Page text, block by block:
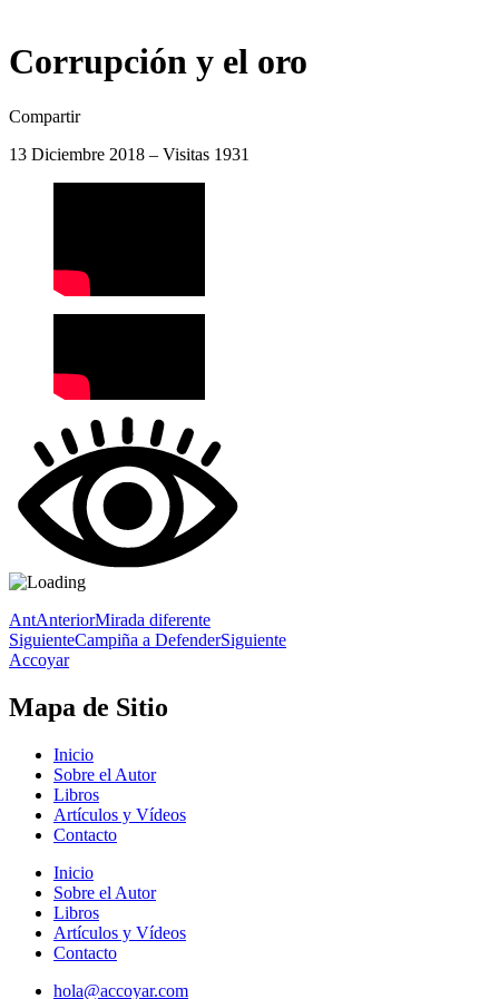
Corrupción y el oro
Compartir
13 Diciembre 2018 – Visitas 1931
AntAnteriorMirada diferente
SiguienteCampiña a DefenderSiguiente
Accoyar
Mapa de Sitio
Inicio
Sobre el Autor
Libros
Artículos y Vídeos
Contacto
Inicio
Sobre el Autor
Libros
Artículos y Vídeos
Contacto
hola@accoyar.com